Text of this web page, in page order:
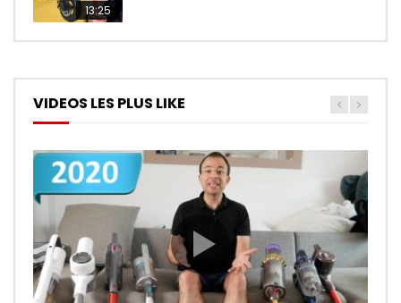
13:25
VIDEOS LES PLUS LIKE